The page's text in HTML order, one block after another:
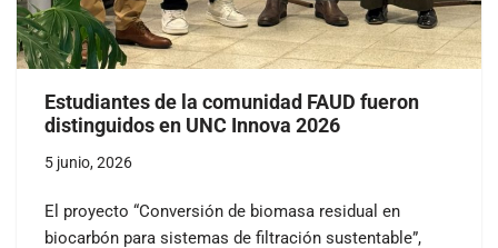
Estudiantes de la comunidad FAUD fueron
distinguidos en UNC Innova 2026
5 junio, 2026
El proyecto “Conversión de biomasa residual en
biocarbón para sistemas de filtración sustentable”,